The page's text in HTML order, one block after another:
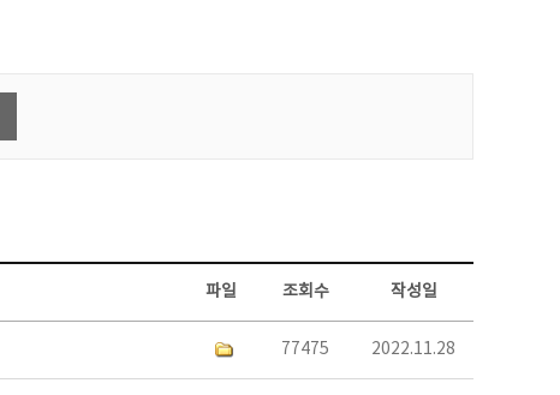
파일 조회수 작성일
77475 2022.11.28